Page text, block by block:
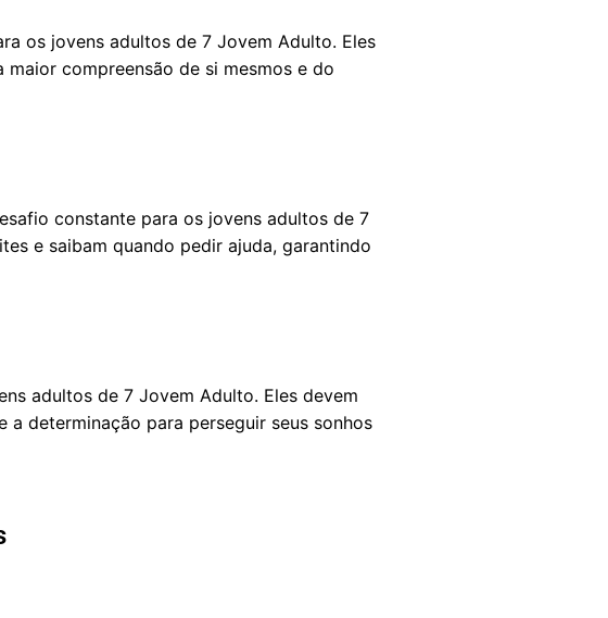
os jovens adultos de 7 Jovem Adulto. Eles
compreensão de si mesmos e do
constante para os jovens adultos de 7
e saibam quando pedir ajuda, garantindo
adultos de 7 Jovem Adulto. Eles devem
determinação para perseguir seus sonhos